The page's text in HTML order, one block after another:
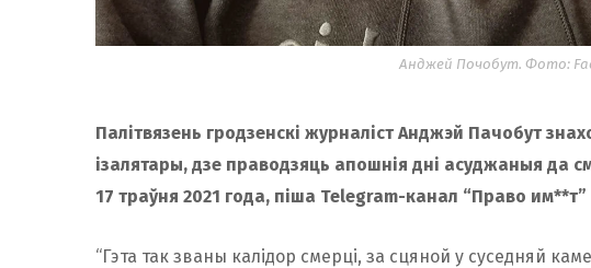
Анджей Почобут. Фото:
Палітвязень гродзенскі журналіст Анджэй Пачобут
ізалятары, дзе праводзяць апошнія дні асуджаныя да
17 траўня 2021 года, піша Telegram-канал “Право
“Гэта так званы калідор смерці, за сцяной у суседняй